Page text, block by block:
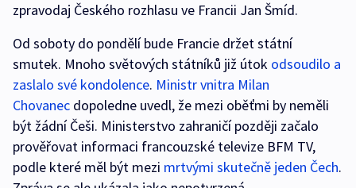
zpravodaj Českého rozhlasu ve Francii Jan Šmíd.
Od soboty do pondělí bude Francie držet státní
smutek. Mnoho světových státníků již útok odsoudilo a
zaslalo své kondolence. Ministr vnitra Milan
Chovanec dopoledne uvedl, že mezi oběťmi by neměli
být žádní Češi. Ministerstvo zahraničí později začalo
prověřovat informaci francouzské televize BFM TV,
podle které měl být mezi mrtvými skutečně jeden Čech.